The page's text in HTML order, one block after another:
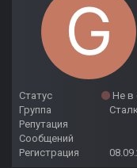
Статус
Не в
Группа
Репутация
Сообщений
Регистрация